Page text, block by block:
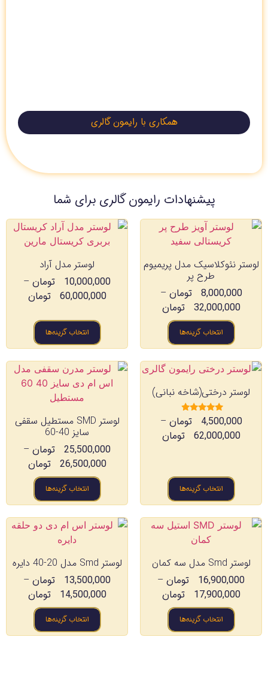
همکاری با رایمون گالری
پیشنهادات رایمون گالری برای شما
لوستر نئوکلاسیک مدل پریمیوم
طرح پر
8,000,000
تومان –
32,000,000
تومان
انتخاب گزینه‌ها
لوستر مدل آراد
10,000,000
تومان –
60,000,000
تومان
انتخاب گزینه‌ها
لوستر درختی(شاخه نبانی)
امتیاز
4.67
از 5
4,500,000 تومان –
62,000,000
تومان
انتخاب گزینه‌ها
لوستر SMD مستطیل سقفی
سایز 40-60
25,500,000 تومان –
26,500,000
تومان
انتخاب گزینه‌ها
لوستر Smd مدل سه کمان
16,900,000
تومان –
17,900,000
تومان
انتخاب گزینه‌ها
لوستر Smd مدل 20-40 دایره
13,500,000
تومان –
14,500,000
تومان
انتخاب گزینه‌ها